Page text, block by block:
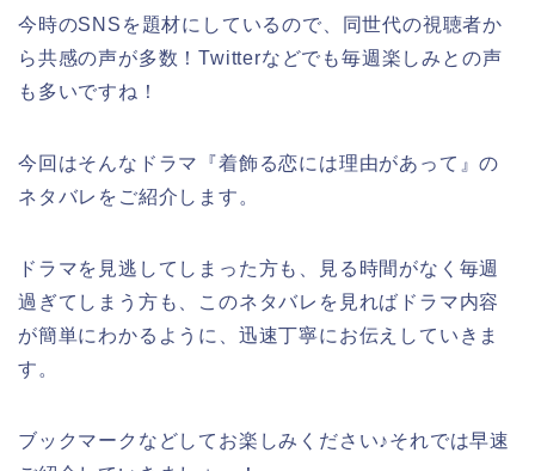
今時のSNSを題材にしているので、同世代の視聴者か
ら共感の声が多数！Twitterなどでも毎週楽しみとの声
も多いですね！
今回はそんなドラマ『着飾る恋には理由があって』の
ネタバレをご紹介します。
ドラマを見逃してしまった方も、見る時間がなく毎週
過ぎてしまう方も、このネタバレを見ればドラマ内容
が簡単にわかるように、迅速丁寧にお伝えしていきま
す。
ブックマークなどしてお楽しみください♪それでは早速